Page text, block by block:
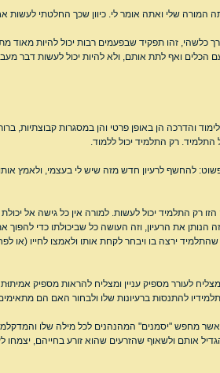
המורה שלי ואתה אומר לי. כיוון שכך החלטתי לעשות
כלשהי, זהו תפקיד שבפעמים רבות יכול להיות מאוד
הכלים ואף לתת אותם, ולא להיות יכול לעשות דבר
מ 25 שנים של לימוד והדרכה הן באופן פרטי והן במסגרות
התלמיד. רק התלמיד יכול ללמוד.
להחשף לרעיון חדש מזה שיש לי בעצמי, ולאמץ
רק התלמיד יכול לעשות. למורה אין כל גישה אל יכולת
הנותן את הרעיון, וזה העושה כל שביכולתו כדי להפוך
ירצה בו ויבחר לקחת אותו ולאמצו לחייו (או
לעורר מספיק עניין ומצליח להראות מספיק
להתנסות ברעיונות שלו ולבחור האם הם
אשר מחפש "יסמנים" המהנהנים לכל מילה שלו
אותם ולשאוף שהזרעים שהוא זורע בחייהם,